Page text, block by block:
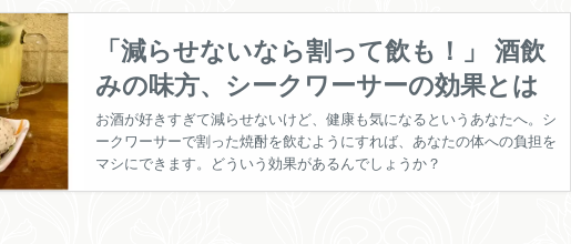
「減らせないなら割って飲も！」 酒飲
みの味方、シークワーサーの効果とは
お酒が好きすぎて減らせないけど、健康も気になるというあなたへ。シ
ークワーサーで割った焼酎を飲むようにすれば、あなたの体への負担を
マシにできます。どういう効果があるんでしょうか？